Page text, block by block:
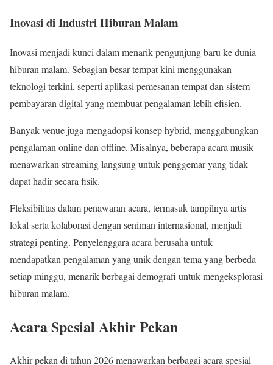
Inovasi di Industri Hiburan Malam
Inovasi menjadi kunci dalam menarik pengunjung baru ke dunia
hiburan malam. Sebagian besar tempat kini menggunakan
teknologi terkini, seperti aplikasi pemesanan tempat dan sistem
pembayaran digital yang membuat pengalaman lebih efisien.
Banyak venue juga mengadopsi konsep hybrid, menggabungkan
pengalaman online dan offline. Misalnya, beberapa acara musik
menawarkan streaming langsung untuk penggemar yang tidak
dapat hadir secara fisik.
Fleksibilitas dalam penawaran acara, termasuk tampilnya artis
lokal serta kolaborasi dengan seniman internasional, menjadi
strategi penting. Penyelenggara acara berusaha untuk
mendapatkan pengalaman yang unik dengan tema yang berbeda
setiap minggu, menarik berbagai demografi untuk mengeksplorasi
hiburan malam.
Acara Spesial Akhir Pekan
Akhir pekan di tahun 2026 menawarkan berbagai acara spesial